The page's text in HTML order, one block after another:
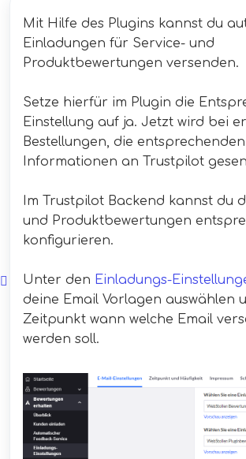
Mit Hilfe des Plugins kannst du
Einladungen für Service- und
Produktbewertungen versenden.
Setze hierfür im Plugin die
Einstellung auf ja. Jetzt wird bei
Bestellungen, die entsprechenden
Informationen an Trustpilot
Im Trustpilot Backend kannst du
und Produktbewertungen
konfigurieren.
Unter den Einladungs-
deine Email Vorlagen auswählen
Zeitpunkt wann welche Email
werden soll.